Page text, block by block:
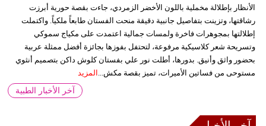
الأنظار بإطلالة مخملية باللون الأخضر الزمردي، جاءت بقصة حورية أبرزت
رشاقتها، وتزينت بتفاصيل جانبية دقيقة منحت الفستان طابعاً ملكياً. واكتملت
إطلالتها بمجوهرات فاخرة ولمسات جمالية اعتمدت على مكياج سموكي
وتسريحة شعر كلاسيكية مرفوعة، لتحتفل بفوزها بجائزة أفضل ممثلة عربية
بحضور واثق وأنيق. بدورها، أطلت نور علي بفستان كلوش داكن بتصميم أنثوي
مستوحى من فساتين الأميرات، تميز بقصة مكش... المزيد
آخر الأخبار الطبية